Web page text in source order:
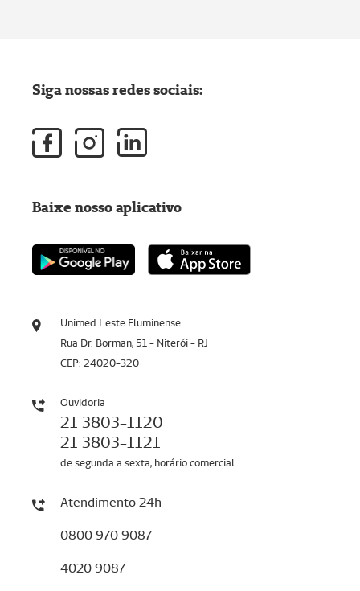
Unimed Leste Fluminense
Rua Dr. Borman, 51 - Niterói - RJ
CEP: 24020-320
Ouvidoria
21 3803-1120
21 3803-1121
de segunda a sexta, horário comercial
Atendimento 24h
0800 970 9087
4020 9087
Siga nossas redes sociais:
Baixe nosso aplicativo